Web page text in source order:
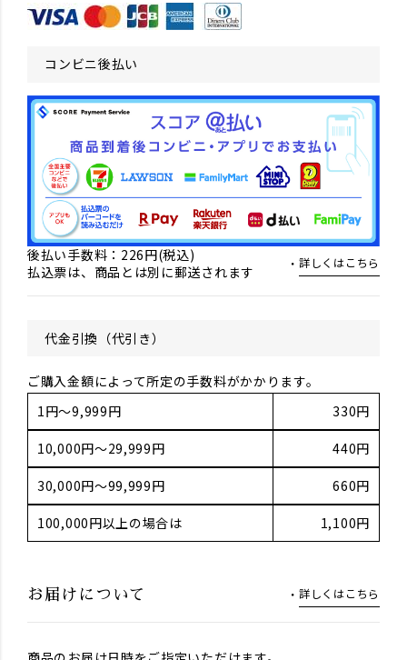
お届けについて 詳しくはこちら
コンビニ後払い
後払い手数料：226円(税込)
払込票は、商品とは別に郵送されます
詳しくはこちら
代金引換（代引き）
ご購入金額によって所定の手数料がかかります。
1円～9,999円
330円
10,000円～29,999円 440円
30,000円～99,999円 660円
100,000円以上の場合は 1,100円